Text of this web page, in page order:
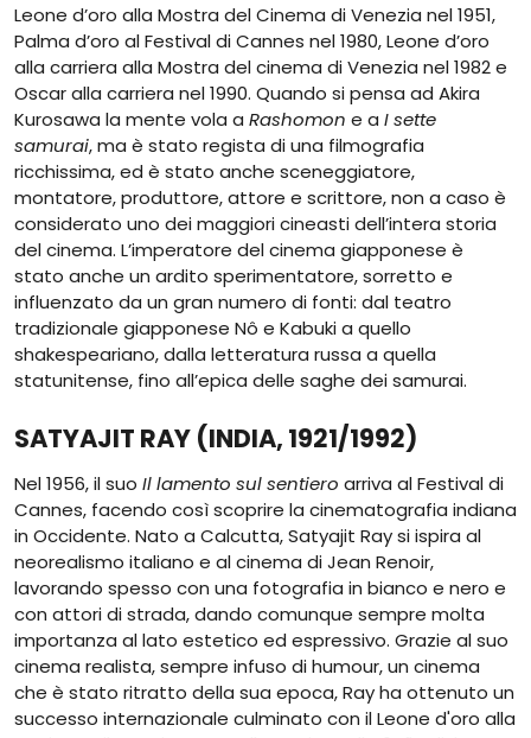
Leone d’oro alla Mostra del Cinema di Venezia nel 1951,
Palma d’oro al Festival di Cannes nel 1980, Leone d’oro
alla carriera alla Mostra del cinema di Venezia nel 1982 e
Oscar alla carriera nel 1990. Quando si pensa ad Akira
Kurosawa la mente vola a Rashomon e a I sette
samurai, ma è stato regista di una filmografia
ricchissima, ed è stato anche sceneggiatore,
montatore, produttore, attore e scrittore, non a caso è
considerato uno dei maggiori cineasti dell’intera storia
del cinema. L’imperatore del cinema giapponese è
stato anche un ardito sperimentatore, sorretto e
influenzato da un gran numero di fonti: dal teatro
tradizionale giapponese Nô e Kabuki a quello
shakespeariano, dalla letteratura russa a quella
statunitense, fino all’epica delle saghe dei samurai.
SATYAJIT RAY (INDIA, 1921/1992)
Nel 1956, il suo Il lamento sul sentiero arriva al Festival di
Cannes, facendo così scoprire la cinematografia indiana
in Occidente. Nato a Calcutta, Satyajit Ray si ispira al
neorealismo italiano e al cinema di Jean Renoir,
lavorando spesso con una fotografia in bianco e nero e
con attori di strada, dando comunque sempre molta
importanza al lato estetico ed espressivo. Grazie al suo
cinema realista, sempre infuso di humour, un cinema
che è stato ritratto della sua epoca, Ray ha ottenuto un
successo internazionale culminato con il Leone d'oro alla